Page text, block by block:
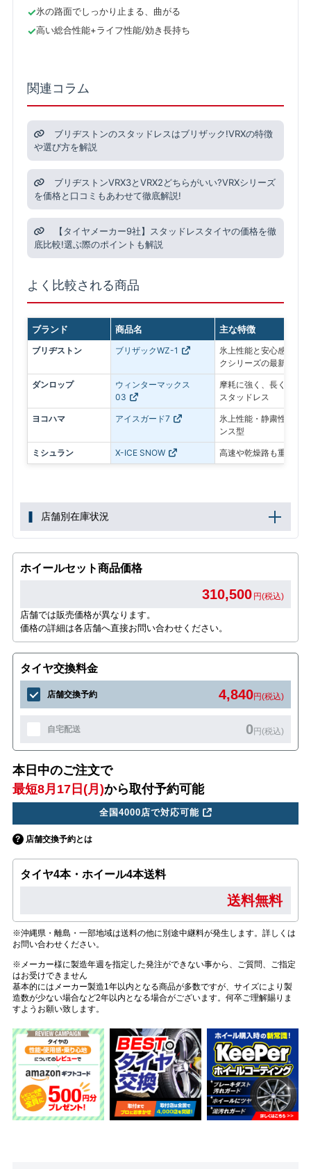
氷の路面でしっかり止まる、曲がる
高い総合性能+ライフ性能/効き長持ち
関連コラム
ブリヂストンのスタッドレスはブリザック!VRXの特徴
や選び方を解説
ブリヂストンVRX3とVRX2どちらがいい?VRXシリーズ
を価格と口コミもあわせて徹底解説!
【タイヤメーカー9社】スタッドレスタイヤの価格を徹
底比較!選ぶ際のポイントも解説
よく比較される商品
ブランド 商品名 主な特徴
ブリヂストン ブリザックWZ-1
氷上性能と安心感を最
クシリーズの最新モデル
ダンロップ
ウィンターマックス
03
摩耗に強く、長く使い
スタッドレス
ヨコハマ アイスガード7
氷上性能・静粛性・ロ
ンス型
ミシュラン X-ICE SNOW 高速や乾燥路も重視し
店舗別在庫状況
ホイールセット商品価格
310,500 円(税込)
店舗では販売価格が異なります。
価格の詳細は各店舗へ直接お問い合わせください。
タイヤ交換料金
店舗交換予約 4,840円(税込)
自宅配送 0円(税込)
本日中のご注文で
最短8月17日(月)から取付予約可能
全国4000店で対応可能
店舗交換予約とは
タイヤ4本・ホイール4本送料
送料無料
※沖縄県・離島・一部地域は送料の他に別途中継料が発生します。詳しくは
お問い合わせください。
※メーカー様に製造年週を指定した発注ができない事から、ご質問、ご指定
はお受けできません
基本的にはメーカー製造1年以内となる商品が多数ですが、サイズにより製
造数が少ない場合など2年以内となる場合がございます。何卒ご理解賜りま
すようお願い致します。